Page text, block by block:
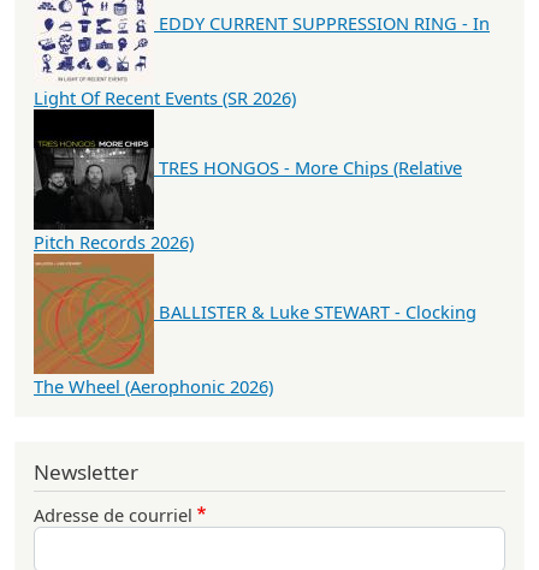
EDDY CURRENT SUPPRESSION RING - In
Light Of Recent Events (SR 2026)
TRES HONGOS - More Chips (Relative
Pitch Records 2026)
BALLISTER & Luke STEWART - Clocking
The Wheel (Aerophonic 2026)
Newsletter
Adresse de courriel